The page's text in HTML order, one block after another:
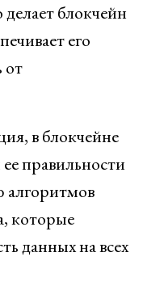
блокчейн
его
от
в блокчейне
правильности
которые
данных на всех